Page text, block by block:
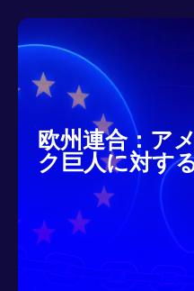
欧州連合：ア
ク巨人に対す